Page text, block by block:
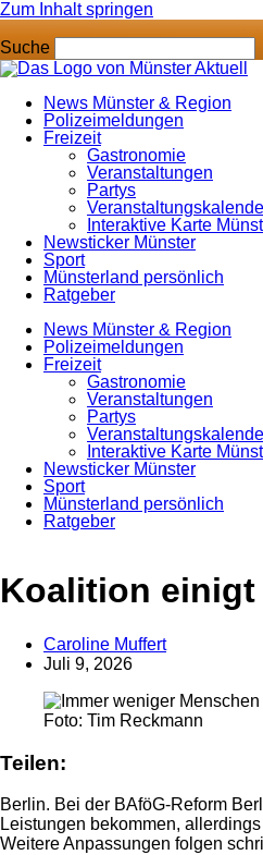
Zum Inhalt springen
Suche
News Münster & Region
Polizeimeldungen
Freizeit
Gastronomie
Veranstaltungen
Partys
Interaktive Karte
Newsticker Münster
Sport
Münsterland persönlich
Ratgeber
News Münster & Region
Polizeimeldungen
Freizeit
Gastronomie
Veranstaltungen
Partys
Interaktive Karte
Newsticker Münster
Sport
Münsterland persönlich
Ratgeber
Anzeige
Koalition einigt
Caroline Muffert
Juli 9, 2026
Foto: Tim Reckmann
Teilen:
Berlin. Bei der BAföG-Reform
Leistungen bekommen,
Weitere Anpassungen folgen